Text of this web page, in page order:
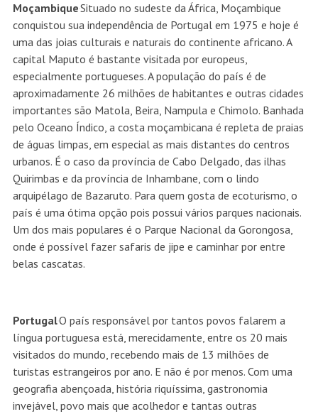
MoçambiqueSituado no sudeste da África, Moçambique
conquistou sua independência de Portugal em 1975 e hoje é
uma das joias culturais e naturais do continente africano. A
capital Maputo é bastante visitada por europeus,
especialmente portugueses. A população do país é de
aproximadamente 26 milhões de habitantes e outras cidades
importantes são Matola, Beira, Nampula e Chimolo. Banhada
pelo Oceano Índico, a costa moçambicana é repleta de praias
de águas limpas, em especial as mais distantes do centros
urbanos. É o caso da província de Cabo Delgado, das ilhas
Quirimbas e da província de Inhambane, com o lindo
arquipélago de Bazaruto. Para quem gosta de ecoturismo, o
país é uma ótima opção pois possui vários parques nacionais.
Um dos mais populares é o Parque Nacional da Gorongosa,
onde é possível fazer safaris de jipe e caminhar por entre
belas cascatas.
PortugalO país responsável por tantos povos falarem a
língua portuguesa está, merecidamente, entre os 20 mais
visitados do mundo, recebendo mais de 13 milhões de
turistas estrangeiros por ano. E não é por menos. Com uma
geografia abençoada, história riquíssima, gastronomia
invejável, povo mais que acolhedor e tantas outras